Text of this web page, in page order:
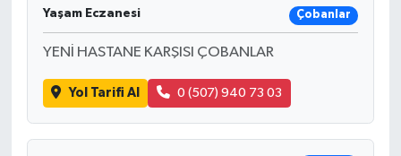
Yaşam Eczanesi Çobanlar
YENİ HASTANE KARŞISI ÇOBANLAR
Yol Tarifi Al 0 (507) 940 73 03